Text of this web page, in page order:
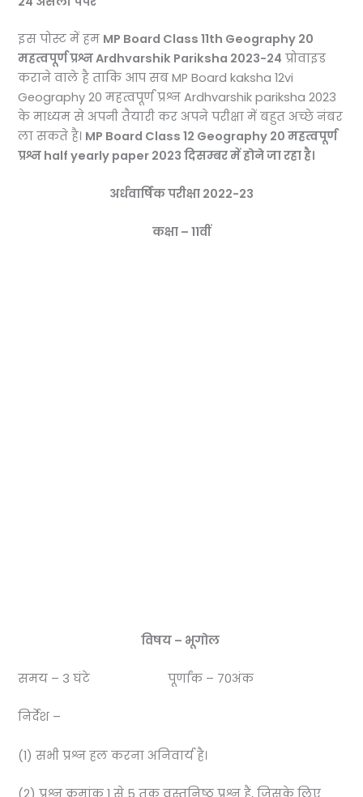
इस पोस्ट में हम MP Board Class 11th Geography 20
महत्वपूर्ण प्रश्न Ardhvarshik Pariksha 2023-24 प्रोवाइड
कराने वाले है ताकि आप सब MP Board kaksha 12vi
Geography 20 महत्वपूर्ण प्रश्न Ardhvarshik pariksha 2023
के माध्यम से अपनी तैयारी कर अपने परीक्षा में बहुत अच्छे नंबर
ला सकते है। MP Board Class 12 Geography 20 महत्वपूर्ण
प्रश्न half yearly paper 2023 दिसम्बर में होने जा रहा है।
अर्धवार्षिक परीक्षा 2022-23
कक्षा – 11वीं
विषय – भूगोल
समय – 3 घंटे पूर्णांक – 70अंक
निर्देश –
(1) सभी प्रश्न हल करना अनिवार्य है।